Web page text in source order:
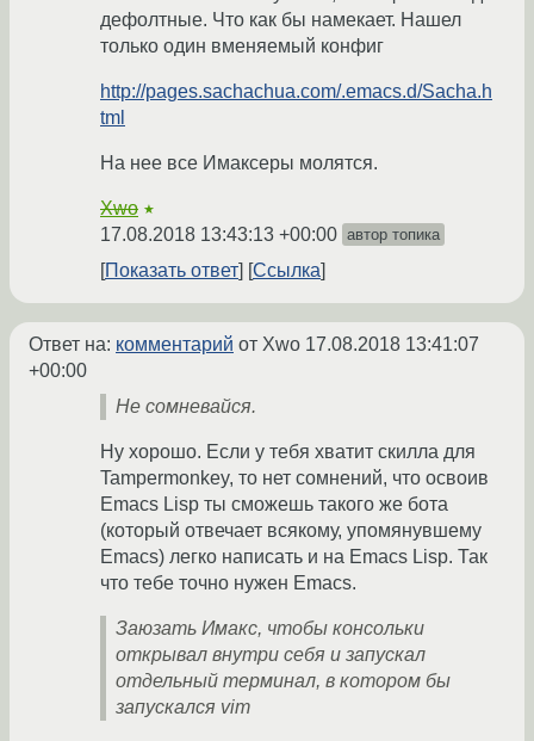
дефолтные. Что как бы намекает. Нашел
только один вменяемый конфиг
http://pages.sachachua.com/.emacs.d/Sacha.h
tml
На нее все Имаксеры молятся.
Xwo ★
17.08.2018 13:43:13 +00:00 автор топика
Показать ответ Ссылка
Ответ на: комментарий от Xwo 17.08.2018 13:41:07
+00:00
Не сомневайся.
Ну хорошо. Если у тебя хватит скилла для
Tampermonkey, то нет сомнений, что освоив
Emacs Lisp ты сможешь такого же бота
(который отвечает всякому, упомянувшему
Emacs) легко написать и на Emacs Lisp. Так
что тебе точно нужен Emacs.
Заюзать Имакс, чтобы консольки
открывал внутри себя и запускал
отдельный терминал, в котором бы
запускался vim